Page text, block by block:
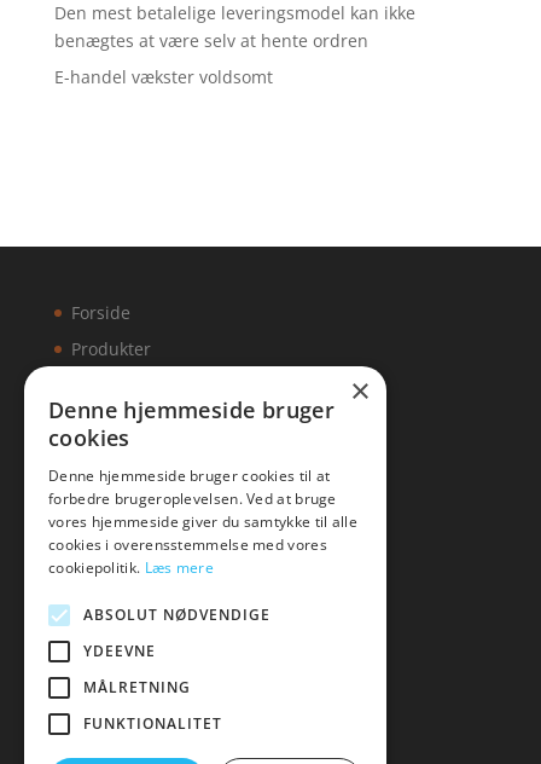
Den mest betalelige leveringsmodel kan ikke
benægtes at være selv at hente ordren
E-handel vækster voldsomt
Forside
Produkter
Artikler
Malawigruppen
Mail:hej@malawigruppen.dk
×
Denne hjemmeside bruger
cookies
Denne hjemmeside bruger cookies til at
forbedre brugeroplevelsen. Ved at bruge
vores hjemmeside giver du samtykke til alle
cookies i overensstemmelse med vores
cookiepolitik. Læs mere
ABSOLUT NØDVENDIGE
YDEEVNE
MÅLRETNING
FUNKTIONALITET